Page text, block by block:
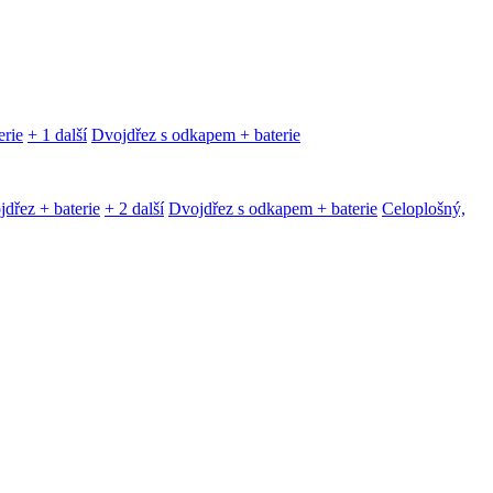
+ 1 další Dvojdřez s odkapem + baterie
+ baterie + 2 další Dvojdřez s odkapem + baterie Celoplošný,